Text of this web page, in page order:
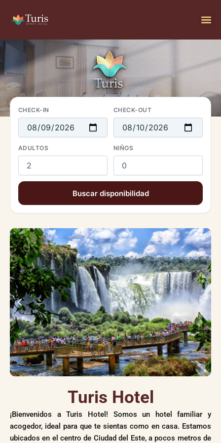
CHECK-IN CHECK-OUT
ADULTOS NIÑOS
Buscar disponibilidad
Turis Hotel
¡Bienvenidos a Turis Hotel! Somos un hotel familiar y
acogedor, ideal para que te sientas como en casa. Estamos
ubicados en el centro de Ciudad del Este, a pocos metros de